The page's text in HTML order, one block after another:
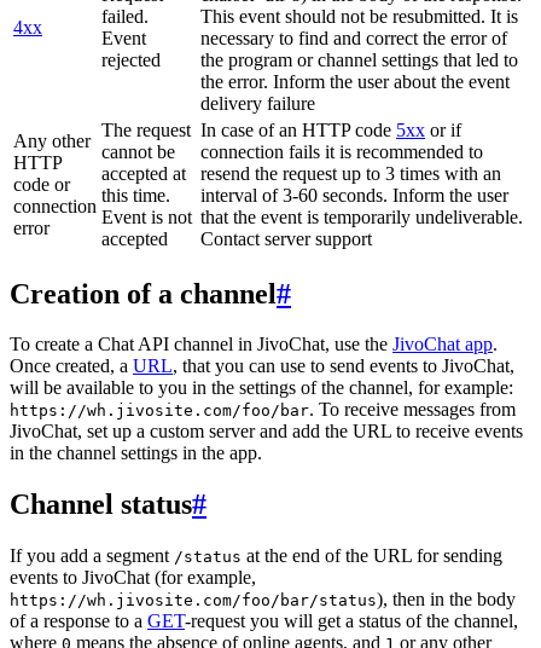
4xx
failed.
Event
rejected
This event should not be resubmitted. It is
necessary to find and correct the error of
the program or channel settings that led to
the error. Inform the user about the event
delivery failure
Any other
HTTP
code or
connection
error
The request
cannot be
accepted at
this time.
Event is not
accepted
In case of an HTTP code 5xx or if
connection fails it is recommended to
resend the request up to 3 times with an
interval of 3-60 seconds. Inform the user
that the event is temporarily undeliverable.
Contact server support
Creation of a channel#
To create a Chat API channel in JivoChat, use the JivoChat app.
Once created, a URL, that you can use to send events to JivoChat,
will be available to you in the settings of the channel, for example:
https://wh.jivosite.com/foo/bar. To receive messages from
JivoChat, set up a custom server and add the URL to receive events
in the channel settings in the app.
Channel status#
If you add a segment /status at the end of the URL for sending
events to JivoChat (for example,
https://wh.jivosite.com/foo/bar/status), then in the body
of a response to a GET-request you will get a status of the channel,
where 0 means the absence of online agents, and 1 or any other